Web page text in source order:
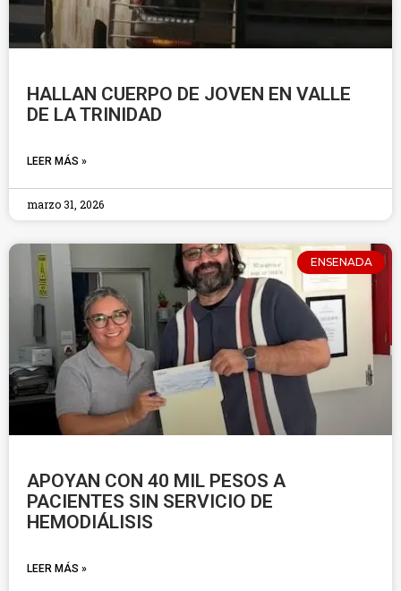
HALLAN CUERPO DE JOVEN EN VALLE
DE LA TRINIDAD
LEER MÁS »
marzo 31, 2026
ENSENADA
APOYAN CON 40 MIL PESOS A
PACIENTES SIN SERVICIO DE
HEMODIÁLISIS
LEER MÁS »